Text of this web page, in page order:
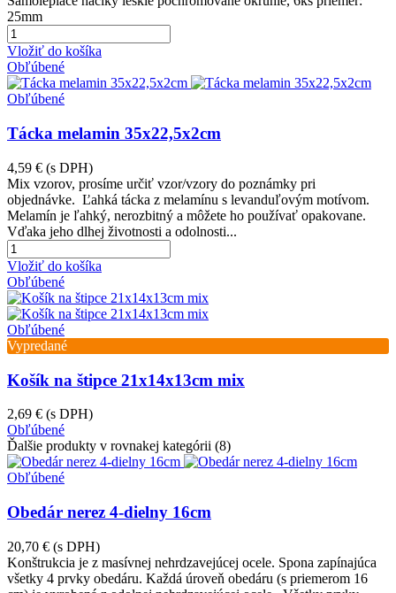
25mm
Vložiť do košíka
Obľúbené
Obľúbené
Tácka melamin 35x22,5x2cm
4,59 € (s DPH)
Mix vzorov, prosíme určiť vzor/vzory do poznámky pri
objednávke. Ľahká tácka z melamínu s levanduľovým motívom.
Melamín je ľahký, nerozbitný a môžete ho používať opakovane.
Vďaka jeho dlhej životnosti a odolnosti...
Vložiť do košíka
Obľúbené
Obľúbené
Vypredané
Košík na štipce 21x14x13cm mix
2,69 € (s DPH)
Obľúbené
Ďalšie produkty v rovnakej kategórii (8)
Obľúbené
Obedár nerez 4-dielny 16cm
20,70 € (s DPH)
Konštrukcia je z masívnej nehrdzavejúcej ocele. Spona zapínajúca
všetky 4 prvky obedáru. Každá úroveň obedáru (s priemerom 16